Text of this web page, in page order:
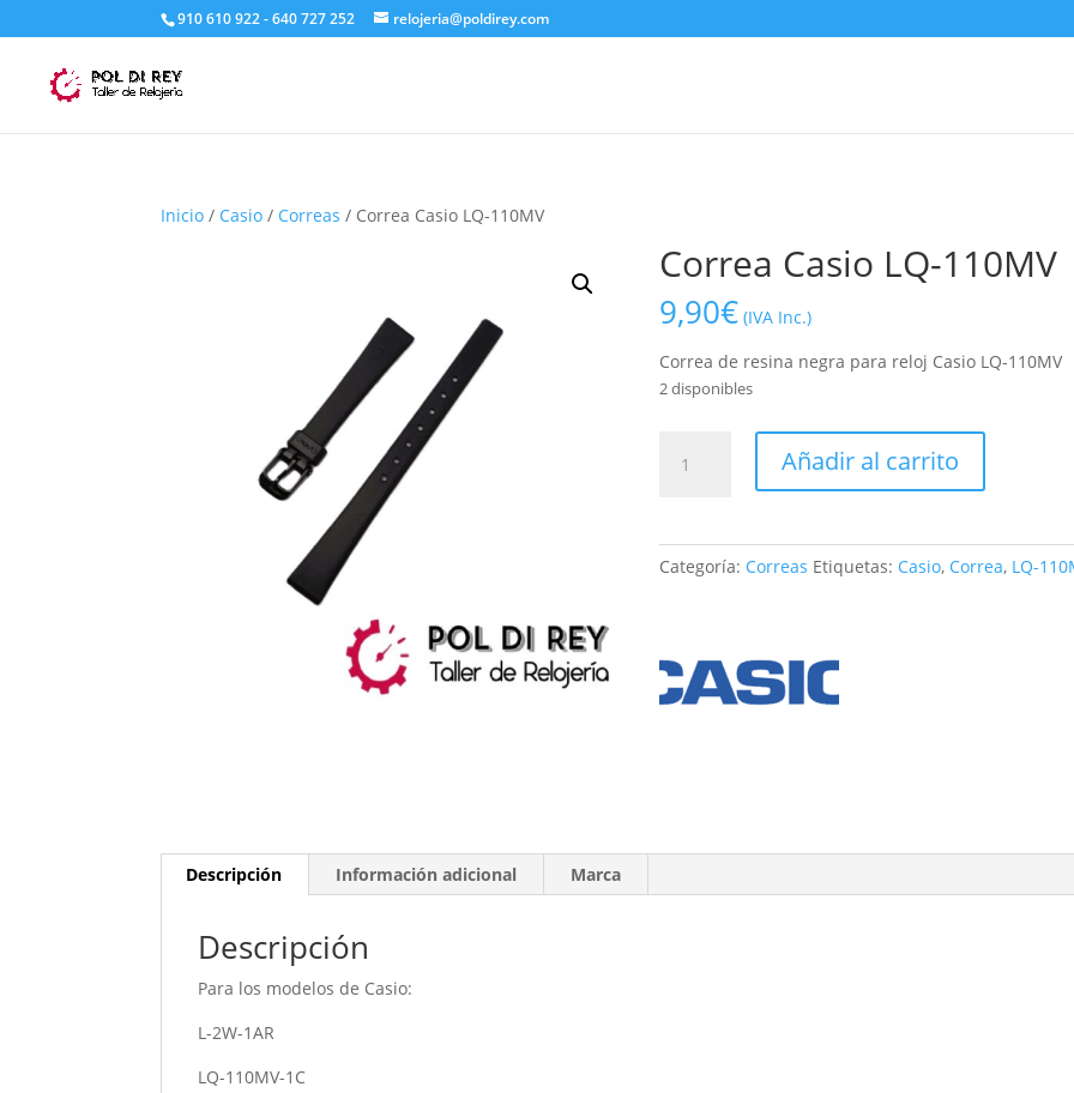
910 610 922 - 640 727 252 relojeria@poldirey.com
Inicio / Casio / Correas / Correa Casio LQ-110MV
Correa Casio LQ-110MV
9,90€ (IVA Inc.)
Correa de resina negra para reloj Casio LQ-110MV
2 disponibles
Casio
cantidad
Añadir al carrito
Categoría: Correas Etiquetas: Casio, Correa, LQ-
Descripción Información adicional Marca
Descripción
Para los modelos de Casio:
L-2W-1AR
LQ-110MV-1C